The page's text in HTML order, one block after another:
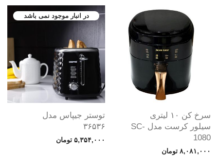
سرخ کن ۱۰ لیتری
سیلور کرست مدل SC-
1080
۸,۰۸۱,۰۰۰ تومان
توستر جیپاس مدل
۳۶۵۳۶
۵,۳۵۴,۰۰۰ تومان